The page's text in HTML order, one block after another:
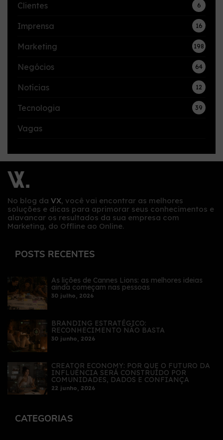
Clientes 6
Imprensa 16
Marketing 198
Negócios 64
Notícias 12
Tecnologia 39
Vagas
No blog da VX, você vai encontrar as melhores
soluções e dicas para aprimorar seus conhecimentos e
alavancar os resultados da sua empresa com
Marketing, do Offline ao Online.
POSTS RECENTES
As lições de Cannes Lions: as melhores ideias
ainda começam nas pessoas
30 julho, 2026
BRANDING ESTRATÉGICO:
RECONHECIMENTO NÃO BASTA
30 junho, 2026
CREATOR ECONOMY: POR QUE O FUTURO DA
INFLUÊNCIA SERÁ CONSTRUÍDO POR
COMUNIDADES, DADOS E CONFIANÇA
22 junho, 2026
CATEGORIAS